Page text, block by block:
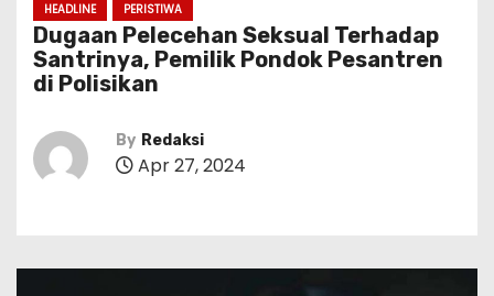
HEADLINE PERISTIWA
Dugaan Pelecehan Seksual Terhadap
Santrinya, Pemilik Pondok Pesantren
di Polisikan
By Redaksi
Apr 27, 2024